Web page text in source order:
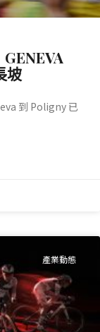
坡
到 Poligny 已
產業動態